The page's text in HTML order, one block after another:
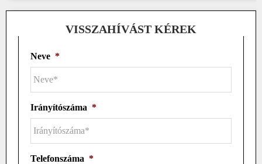
VISSZAHÍVÁST KÉREK
Neve *
Irányítószáma *
Telefonszáma *